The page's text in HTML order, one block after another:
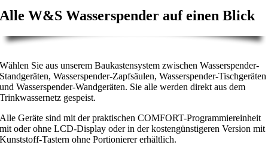
Alle W&S Wasserspender auf einen Blick
Wählen Sie aus unserem Baukastensystem zwischen Wasserspender-
Standgeräten, Wasserspender-Zapfsäulen, Wasserspender-Tischgeräten
und Wasserspender-Wandgeräten. Sie alle werden direkt aus dem
Trinkwassernetz gespeist.
Alle Geräte sind mit der praktischen COMFORT-Programmiereinheit
mit oder ohne LCD-Display oder in der kostengünstigeren Version mit
Kunststoff-Tastern ohne Portionierer erhältlich.